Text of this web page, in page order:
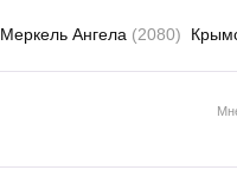
Меркель Ангела (2080)